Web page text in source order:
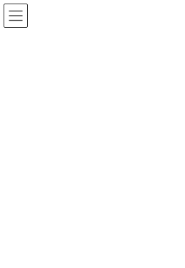
コ
ン
ナ
ビ